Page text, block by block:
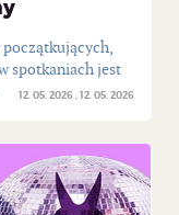
12. 05. 2026 12. 05. 2026
początkujących,
spotkaniach jest